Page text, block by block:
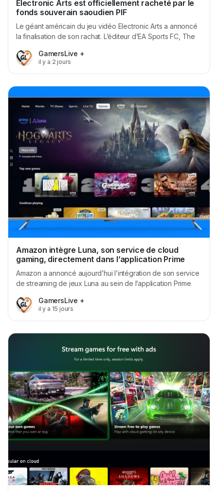
Electronic Arts est officiellement racheté par le
fonds souverain saoudien PIF
Le géant américain du jeu vidéo Electronic Arts a annoncé
la finalisation de son rachat. L’éditeur d’EA Sports FC, The
consortium mené par le Public Investment Fund (PIF), le
fonds souverain d’Arabie saoudite. L’opération, valorisée à
GamersLive +
il y a 2 jours
Amazon intègre Luna, son service de cloud
gaming, directement dans l’application Prime
Video
Amazon a annoncé aujourd’hui l’intégration de son service
de streaming de jeux Luna au sein de l’application Prime
Prime beaucoup plus faciles à découvrir. Le déploiement a
commencé ce jour sur les appareils Fire TV au Royaume-
GamersLive +
il y a 15 jours